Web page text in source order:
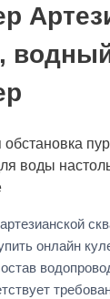
обстановка
воды
онлайн